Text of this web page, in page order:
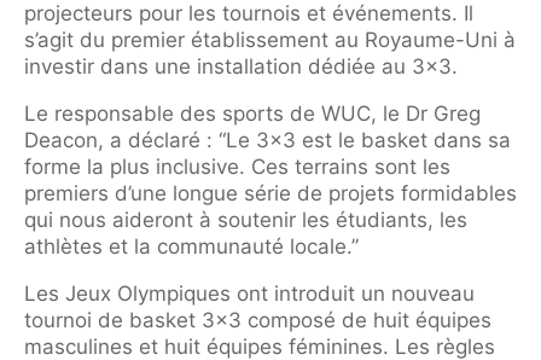
projecteurs pour les tournois et événements. Il
s’agit du premier établissement au Royaume-Uni à
investir dans une installation dédiée au 3×3.
Le responsable des sports de WUC, le Dr Greg
Deacon, a déclaré : “Le 3×3 est le basket dans sa
forme la plus inclusive. Ces terrains sont les
premiers d’une longue série de projets formidables
qui nous aideront à soutenir les étudiants, les
athlètes et la communauté locale.”
Les Jeux Olympiques ont introduit un nouveau
tournoi de basket 3×3 composé de huit équipes
masculines et huit équipes féminines. Les règles